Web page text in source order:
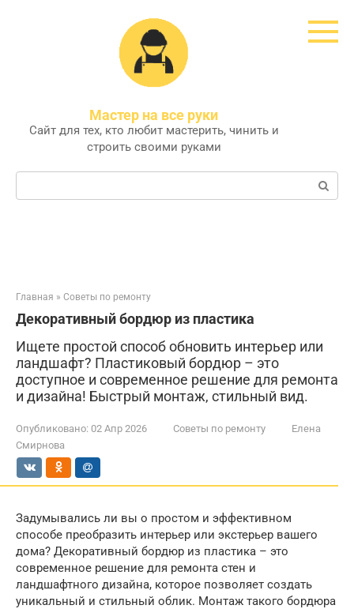
Мастер на все руки
Сайт для тех, кто любит мастерить, чинить и
строить своими руками
Поиск:
Главная » Советы по ремонту
Декоративный бордюр из пластика
Ищете простой способ обновить интерьер или
ландшафт? Пластиковый бордюр – это
доступное и современное решение для ремонта
и дизайна! Быстрый монтаж, стильный вид.
Опубликовано: 02 Апр 2026 Советы по ремонту
Елена
Смирнова
Задумывались ли вы о простом и эффективном
способе преобразить интерьер или экстерьер вашего
дома? Декоративный бордюр из пластика – это
современное решение для ремонта стен и
ландшафтного дизайна, которое позволяет создать
уникальный и стильный облик. Монтаж такого бордюра